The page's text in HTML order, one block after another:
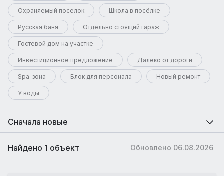
Охраняемый поселок Школа в посёлке
Русская баня Отдельно стоящий гараж
Гостевой дом на участке
Инвестиционное предложение Далеко от дороги
Spa-зона Блок для персонала Новый ремонт
У воды
Сначала новые
Обновлено 06.08.2026
Найдено 1 объект